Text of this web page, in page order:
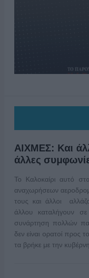
ΑΙΧΜΕΣ: Και
άλλες
Το Καλοκαίρι αυτό
αναχωρήσεων
τους και άλλοι
άλλου καταλήγουν σε
συνάρτηση πολλών
δεν είναι ορατοί προς
τα βρήκε με την